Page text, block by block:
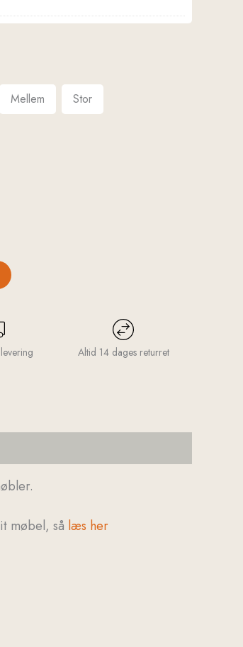
Mellem Stor
Altid 14 dages returret
møbel, så læs her